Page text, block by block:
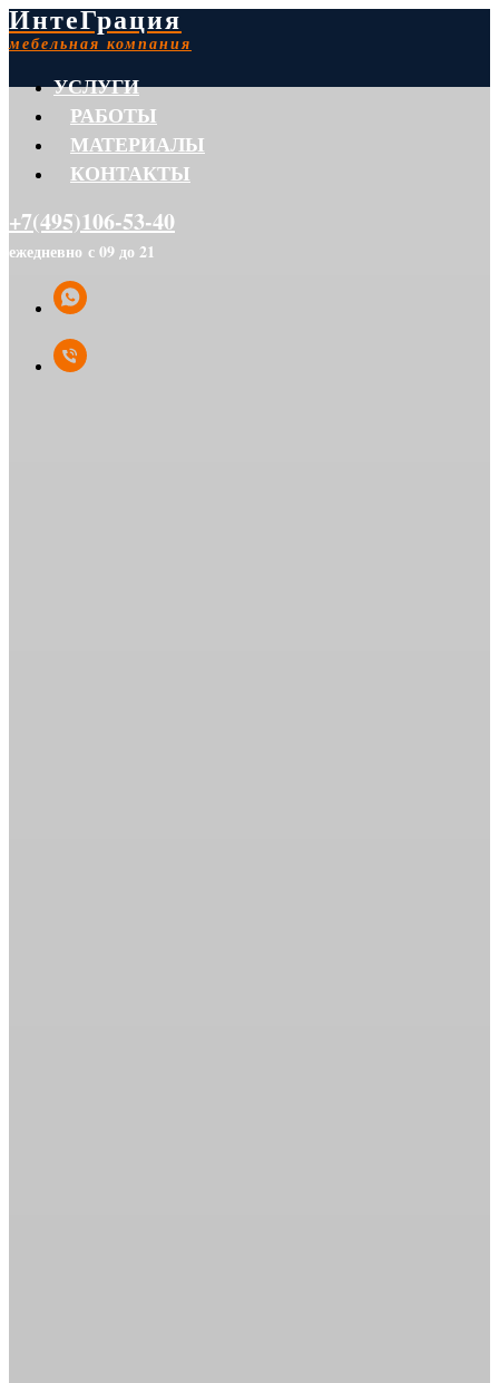
ИнтеГрация
мебельная компания
УСЛУГИ
РАБОТЫ
МАТЕРИАЛЫ
КОНТАКТЫ
+7(495)106-53-40
ежедневно с 09 до 21